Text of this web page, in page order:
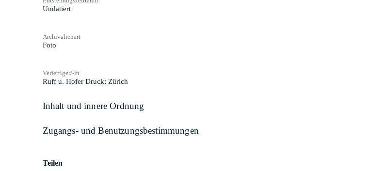
Undatiert
Archivalienart
Foto
Verfertiger/-in
Ruff u. Hofer Druck; Zürich
Inhalt und innere Ordnung
Zugangs- und Benutzungsbestimmungen
Teilen